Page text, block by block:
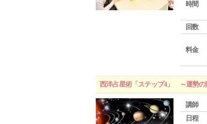
時間
回数
料金
西洋占星術「ステップ4」 ～運勢の
講師
日程